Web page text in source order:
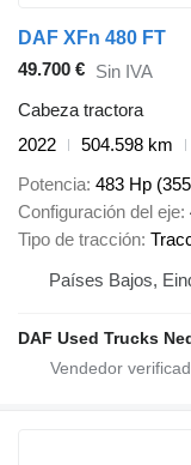
DAF XFn 480 FT
49.700 € Sin IVA
Cabeza tractora
2022
504.598 km
Potencia 483 Hp
Configuración del eje
Tipo de tracción
Países Bajos,
DAF Used Trucks